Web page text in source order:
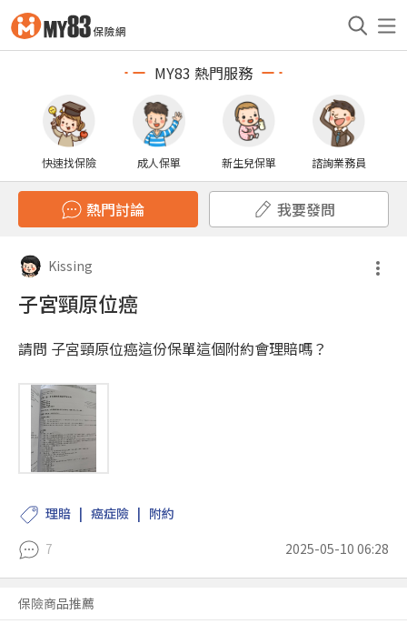
MY83 熱門服務
快速找保險 成人保單 新生兒保單 諮詢業務員
熱門討論 我要發問
Kissing
子宮頸原位癌
請問 子宮頸原位癌這份保單這個附約會理賠嗎？
理賠 癌症險
附約
7
2025-05-10 06:28
保險商品推薦